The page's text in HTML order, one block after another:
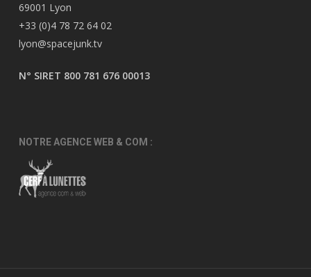
69001 Lyon
+33 (0)4 78 72 64 02
lyon@spacejunk.tv
N° SIRET 800 781 676 00013
NOTRE AGENCE WEB & COM :